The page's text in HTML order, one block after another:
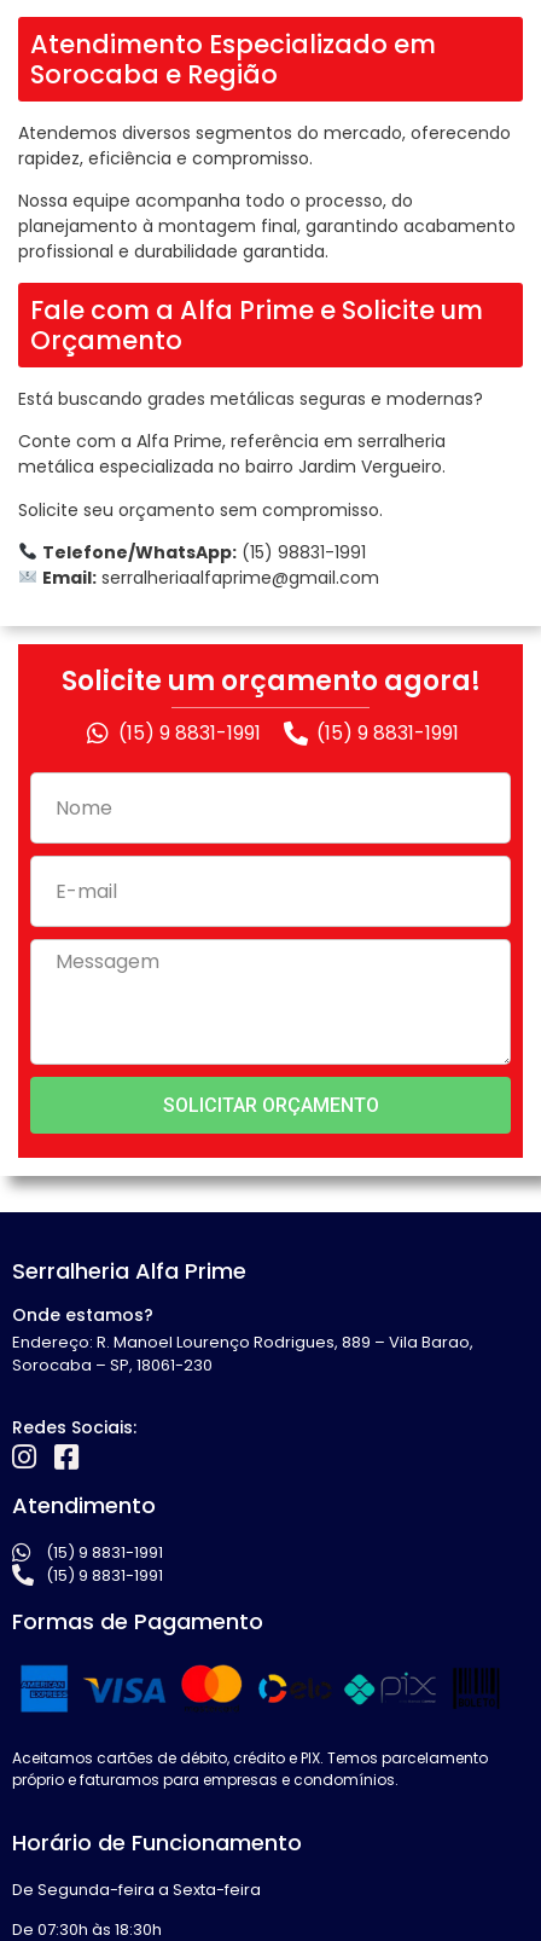
Atendimento Especializado em
Sorocaba e Região
Atendemos diversos segmentos do mercado, oferecendo
rapidez, eficiência e compromisso.
Nossa equipe acompanha todo o processo, do
planejamento à montagem final, garantindo acabamento
profissional e durabilidade garantida.
Fale com a Alfa Prime e Solicite um
Orçamento
Está buscando grades metálicas seguras e modernas?
Conte com a Alfa Prime, referência em serralheria
metálica especializada no bairro Jardim Vergueiro.
Solicite seu orçamento sem compromisso.
Telefone/WhatsApp:(15) 98831-1991
Email: serralheriaalfaprime@gmail.com
Solicite um orçamento agora!
(15) 9 8831-1991 (15) 9 8831-1991
SOLICITAR ORÇAMENTO
Serralheria Alfa Prime
Onde estamos?
Endereço: R. Manoel Lourenço Rodrigues, 889 – Vila Barao,
Sorocaba – SP, 18061-230
Redes Sociais:
Atendimento
(15) 9 8831-1991
(15) 9 8831-1991
Formas de Pagamento
Aceitamos cartões de débito, crédito e PIX. Temos parcelamento
próprio e faturamos para empresas e condomínios.
Horário de Funcionamento
De Segunda-feira a Sexta-feira
De 07:30h às 18:30h